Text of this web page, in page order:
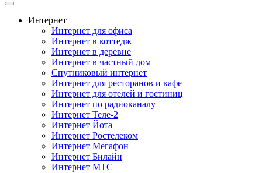
Интернет
Интернет для офиса
Интернет в коттедж
Интернет в деревне
Интернет в частный дом
Спутниковый интернет
Интернет для ресторанов и кафе
Интернет для отелей и гостиниц
Интернет по радиоканалу
Интернет Теле-2
Интернет Йота
Интернет Ростелеком
Интернет Мегафон
Интернет Билайн
Интернет МТС